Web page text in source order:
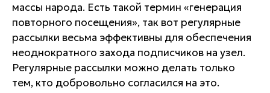
массы народа. Есть такой термин «генерация
повторного посещения», так вот регулярные
рассылки весьма эффективны для обеспечения
неоднократного захода подписчиков на узел.
Регулярные рассылки можно делать только
тем, кто добровольно согласился на это.